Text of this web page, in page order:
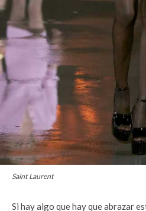
Saint Laurent
Si hay algo que hay que abrazar